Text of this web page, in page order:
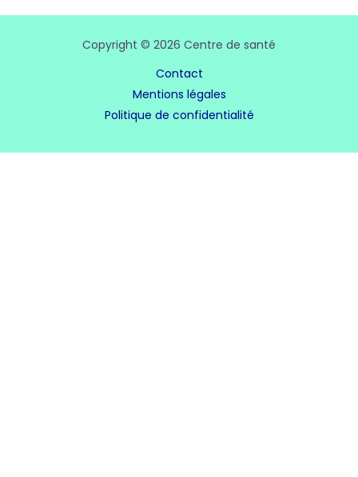
Copyright © 2026 Centre de santé
Contact
Mentions légales
Politique de confidentialité